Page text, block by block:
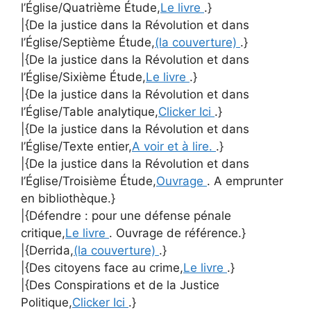
l’Église/Quatrième Étude,Le livre .}
|{De la justice dans la Révolution et dans
l’Église/Septième Étude,(la couverture) .}
|{De la justice dans la Révolution et dans
l’Église/Sixième Étude,Le livre .}
|{De la justice dans la Révolution et dans
l’Église/Table analytique,Clicker Ici .}
|{De la justice dans la Révolution et dans
l’Église/Texte entier,A voir et à lire. .}
|{De la justice dans la Révolution et dans
l’Église/Troisième Étude,Ouvrage . A emprunter
en bibliothèque.}
|{Défendre : pour une défense pénale
critique,Le livre . Ouvrage de référence.}
|{Derrida,(la couverture) .}
|{Des citoyens face au crime,Le livre .}
|{Des Conspirations et de la Justice
Politique,Clicker Ici .}